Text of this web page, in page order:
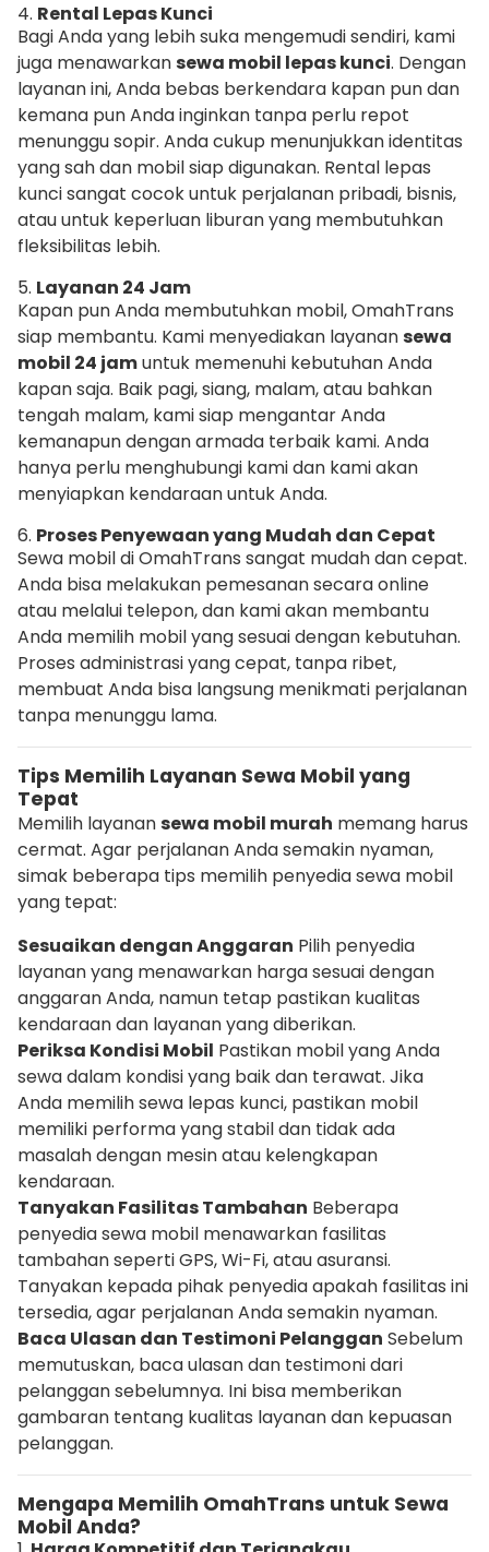
4. Rental Lepas Kunci
Bagi Anda yang lebih suka mengemudi sendiri, kami
juga menawarkansewa mobil lepas kunci. Dengan
layanan ini, Anda bebas berkendara kapan pun dan
kemana pun Anda inginkan tanpa perlu repot
menunggu sopir. Anda cukup menunjukkan identitas
yang sah dan mobil siap digunakan. Rental lepas
kunci sangat cocok untuk perjalanan pribadi, bisnis,
atau untuk keperluan liburan yang membutuhkan
fleksibilitas lebih.
5. Layanan 24 Jam
Kapan pun Anda membutuhkan mobil, OmahTrans
siap membantu. Kami menyediakan layanansewa
mobil 24 jamuntuk memenuhi kebutuhan Anda
kapan saja. Baik pagi, siang, malam, atau bahkan
tengah malam, kami siap mengantar Anda
kemanapun dengan armada terbaik kami. Anda
hanya perlu menghubungi kami dan kami akan
menyiapkan kendaraan untuk Anda.
6. Proses Penyewaan yang Mudah dan Cepat
Sewa mobil di OmahTrans sangat mudah dan cepat.
Anda bisa melakukan pemesanan secara online
atau melalui telepon, dan kami akan membantu
Anda memilih mobil yang sesuai dengan kebutuhan.
Proses administrasi yang cepat, tanpa ribet,
membuat Anda bisa langsung menikmati perjalanan
tanpa menunggu lama.
Tips Memilih Layanan Sewa Mobil yang
Tepat
Memilih layanansewa mobil murah memang harus
cermat. Agar perjalanan Anda semakin nyaman,
simak beberapa tips memilih penyedia sewa mobil
yang tepat:
Sesuaikan dengan Anggaran Pilih penyedia
layanan yang menawarkan harga sesuai dengan
anggaran Anda, namun tetap pastikan kualitas
kendaraan dan layanan yang diberikan.
Periksa Kondisi Mobil Pastikan mobil yang Anda
sewa dalam kondisi yang baik dan terawat. Jika
Anda memilih sewa lepas kunci, pastikan mobil
memiliki performa yang stabil dan tidak ada
masalah dengan mesin atau kelengkapan
kendaraan.
Tanyakan Fasilitas Tambahan Beberapa
penyedia sewa mobil menawarkan fasilitas
tambahan seperti GPS, Wi-Fi, atau asuransi.
Tanyakan kepada pihak penyedia apakah fasilitas ini
tersedia, agar perjalanan Anda semakin nyaman.
Baca Ulasan dan Testimoni Pelanggan Sebelum
memutuskan, baca ulasan dan testimoni dari
pelanggan sebelumnya. Ini bisa memberikan
gambaran tentang kualitas layanan dan kepuasan
pelanggan.
Mengapa Memilih OmahTrans untuk Sewa
Mobil Anda?